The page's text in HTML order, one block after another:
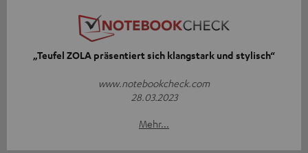
„Teufel ZOLA präsentiert sich klangstark und stylisch“
www.notebookcheck.com
28.03.2023
Mehr...